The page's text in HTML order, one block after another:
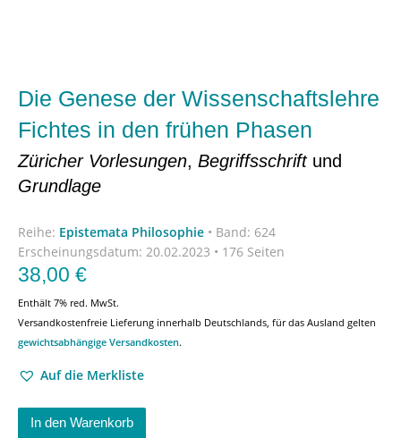
Die Genese der Wissenschaftslehre
Fichtes in den frühen Phasen
Züricher Vorlesungen, Begriffsschriftund
Grundlage
Reihe: Epistemata Philosophie • Band: 624
Erscheinungsdatum: 20.02.2023 • 176 Seiten
38,00 €
Enthält 7% red. MwSt.
Versandkostenfreie Lieferung innerhalb Deutschlands, für das Ausland gelten
gewichtsabhängige Versandkosten.
Auf die Merkliste
In den Warenkorb